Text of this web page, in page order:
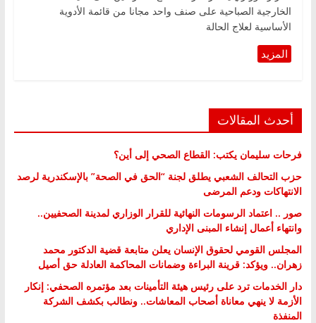
الخارجية الصباحية على صنف واحد مجانا من قائمة الأدوية
الأساسية لعلاج الحالة
أحدث المقالات
فرحات سليمان يكتب: القطاع الصحي إلى أين؟
حزب التحالف الشعبي يطلق لجنة “الحق في الصحة” بالإسكندرية لرصد
الانتهاكات ودعم المرضى
صور .. اعتماد الرسومات النهائية للقرار الوزاري لمدينة الصحفيين..
وانتهاء أعمال إنشاء المبنى الإداري
المجلس القومي لحقوق الإنسان يعلن متابعة قضية الدكتور محمد
زهران.. ويؤكد: قرينة البراءة وضمانات المحاكمة العادلة حق أصيل
دار الخدمات ترد على رئيس هيئة التأمينات بعد مؤتمره الصحفي: إنكار
الأزمة لا ينهي معاناة أصحاب المعاشات.. ونطالب بكشف الشركة
المنفذة